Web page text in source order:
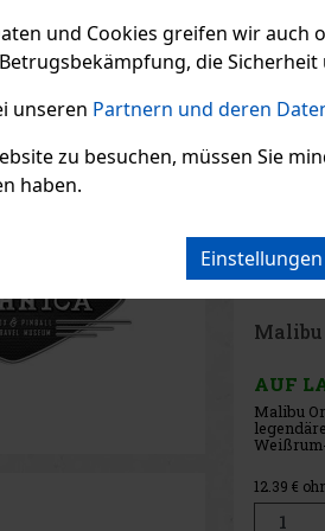
und Cookies greifen wir
die Sicherheit
unseren Partnern und deren
zu besuchen, müssen Sie
haben.
AUF
Helsinki
Vodka
frischen
11.56 €